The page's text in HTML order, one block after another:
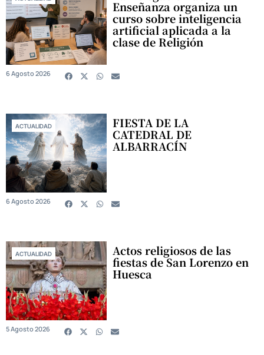
Enseñanza organiza un
curso sobre inteligencia
artificial aplicada a la
clase de Religión
6 Agosto 2026
ACTUALIDAD FIESTA DE LA
CATEDRAL DE
ALBARRACÍN
6 Agosto 2026
ACTUALIDAD Actos religiosos de las
fiestas de San Lorenzo en
Huesca
5 Agosto 2026